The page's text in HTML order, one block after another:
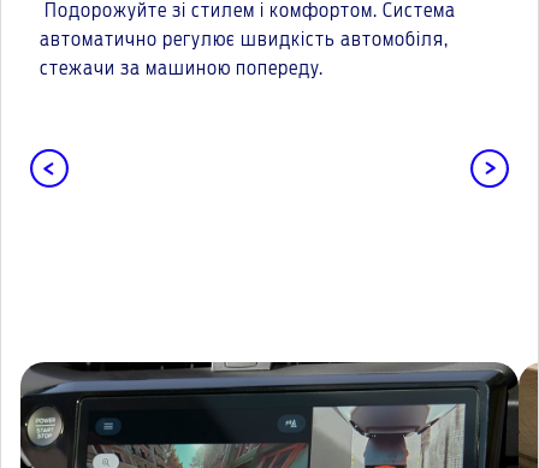
Подорожуйте зі стилем і комфортом. Система
автоматично регулює швидкість автомобіля,
стежачи за машиною попереду.